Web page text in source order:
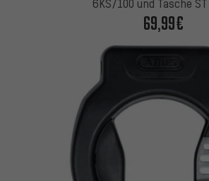
6KS/100 und Tasche
69,99€